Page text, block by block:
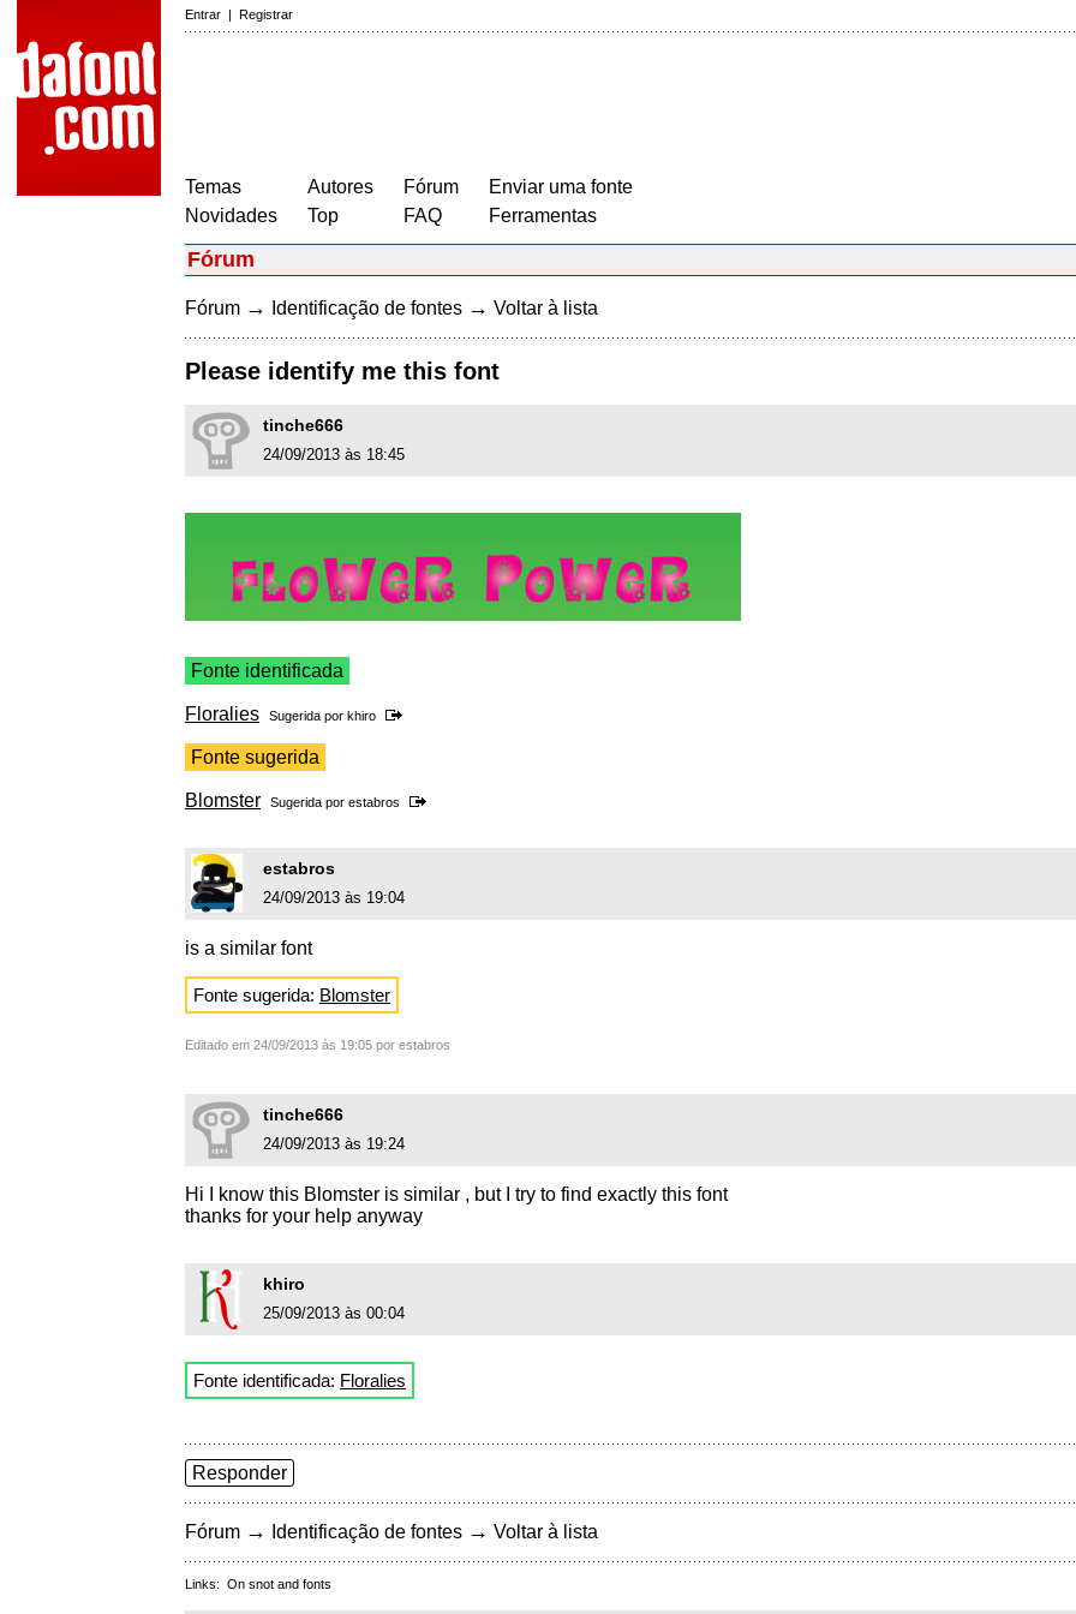
Entrar | Registrar
Temas
Novidades
Autores
Top
Fórum
FAQ
Enviar uma fonte
Ferramentas
Fórum
Fórum → Identificação de fontes → Voltar à lista
Please identify me this font
tinche666
24/09/2013 às 18:45
Fonte identificada
Floralies Sugerida por khiro
Fonte sugerida
Blomster Sugerida por estabros
estabros
24/09/2013 às 19:04
is a similar font
Fonte sugerida: Blomster
Editado em 24/09/2013 às 19:05 por estabros
tinche666
24/09/2013 às 19:24
Hi I know this Blomster is similar , but I try to find exactly this font
thanks for your help anyway
khiro
25/09/2013 às 00:04
Fonte identificada: Floralies
Responder
Fórum → Identificação de fontes → Voltar à lista
Links: On snot and fonts